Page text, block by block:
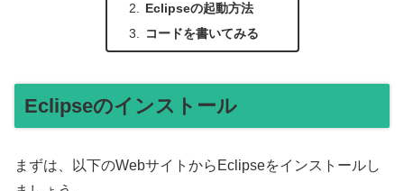
Eclipseの起動方法
コードを書いてみる
Eclipseのインストール
まずは、以下のWebサイトからEclipseをインストールし